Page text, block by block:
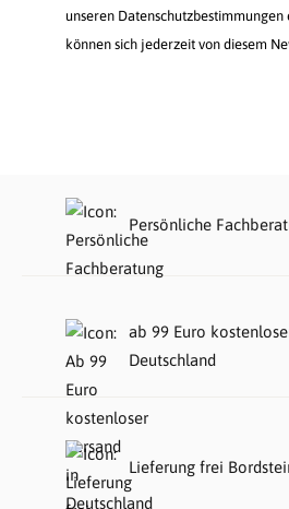
unseren Datenschutzbestimmungen
können sich jederzeit von diesem
Persönliche
ab 99 Euro
Deutschland
Lieferung frei